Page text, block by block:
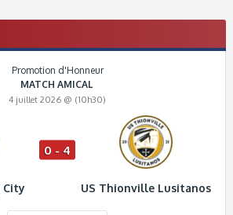
Promotion d'Honneur
MATCH AMICAL
4 juillet 2026 @ (10h30)
City
0 - 4
US Thionville Lusitanos